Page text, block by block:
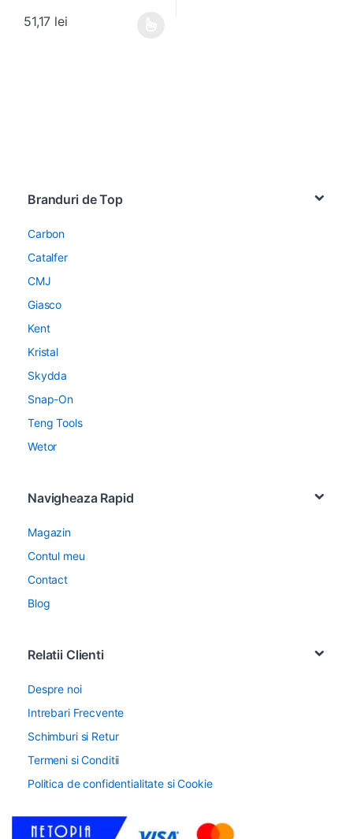
51,17 lei
Branduri de Top
Carbon
Catalfer
CMJ
Giasco
Kent
Kristal
Skydda
Snap-On
Teng Tools
Wetor
Navigheaza Rapid
Magazin
Contul meu
Contact
Blog
Relatii Clienti
Despre noi
Intrebari Frecvente
Schimburi si Retur
Termeni si Conditii
Politica de confidentialitate si Cookie